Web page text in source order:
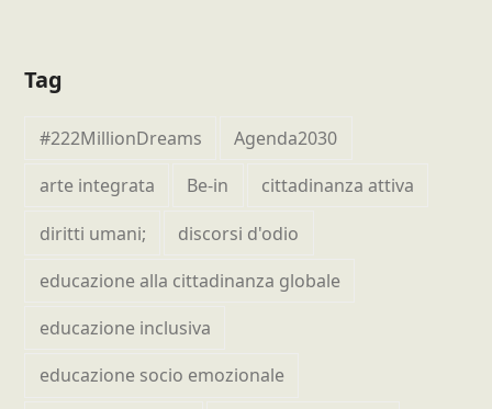
Tag
#222MillionDreams
Agenda2030
arte integrata
Be-in
cittadinanza attiva
diritti umani;
discorsi d'odio
educazione alla cittadinanza globale
educazione inclusiva
educazione socio emozionale